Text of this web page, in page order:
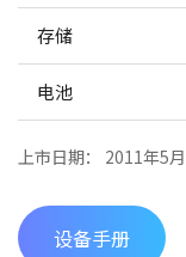
存储
电池
上市日期： 2011年5月
设备手册